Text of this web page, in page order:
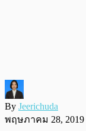
By Jeerichuda
พฤษภาคม 28, 2019